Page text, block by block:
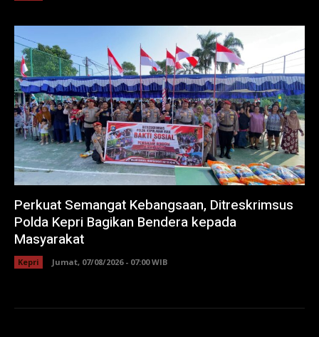
Perkuat Semangat Kebangsaan, Ditreskrimsus
Polda Kepri Bagikan Bendera kepada
Masyarakat
Kepri Jumat, 07/08/2026 - 07:00 WIB